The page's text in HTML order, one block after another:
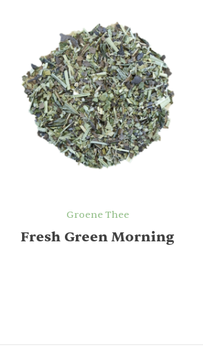
Groene Thee
Fresh Green Morning